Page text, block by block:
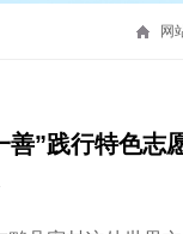
网
”践行特色志